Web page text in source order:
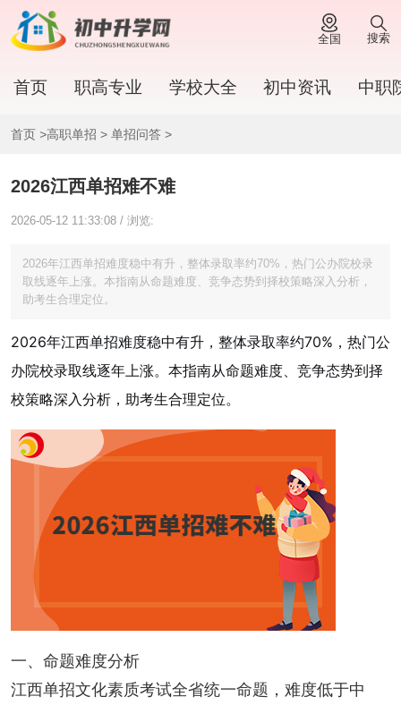
全国 搜索
首页 职高专业 学校大全 初中资讯 中职
首页 >高职单招 > 单招问答>
2026江西单招难不难
2026-05-12 11:33:08 / 浏览:
2026年江西单招难度稳中有升，整体录取率约70%，热门公办院校录
取线逐年上涨。本指南从命题难度、竞争态势到择校策略深入分析，
助考生合理定位。
2026年江西单招难度稳中有升，整体录取率约70%，热门公
办院校录取线逐年上涨。本指南从命题难度、竞争态势到择
校策略深入分析，助考生合理定位。
一、命题难度分析
江西单招文化素质考试全省统一命题，难度低于中